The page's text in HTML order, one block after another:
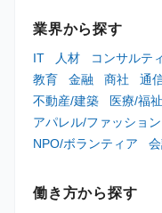
業界から探す
IT 人材 コンサルテ
教育
金融 商社 通
不動産/建築
医療/福祉
アパレル/ファッション
NPO/ボランティア
働き方から探す